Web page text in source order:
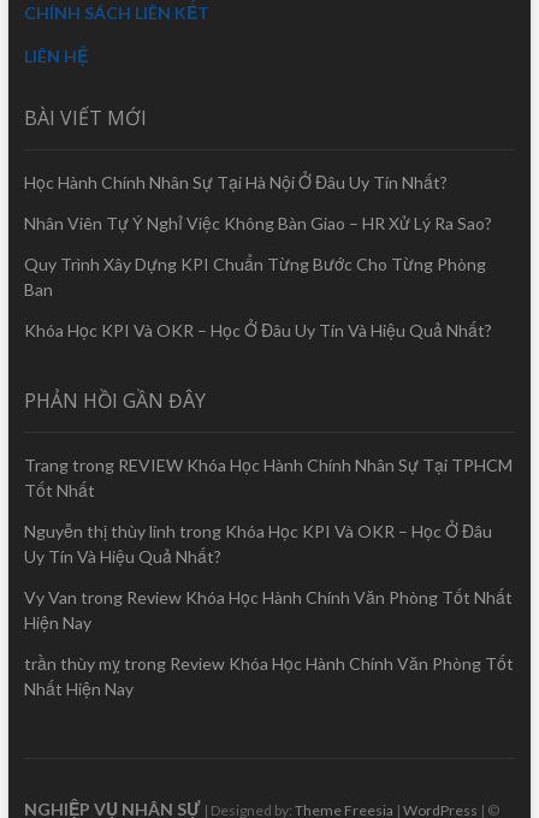
CHÍNH SÁCH LIÊN KẾT
LIÊN HỆ
BÀI VIẾT MỚI
Học Hành Chính Nhân Sự Tại Hà Nội Ở Đâu Uy Tín Nhất?
Nhân Viên Tự Ý Nghỉ Việc Không Bàn Giao – HR Xử Lý Ra Sao?
Quy Trình Xây Dựng KPI Chuẩn Từng Bước Cho Từng Phòng
Ban
Khóa Học KPI Và OKR – Học Ở Đâu Uy Tín Và Hiệu Quả Nhất?
PHẢN HỒI GẦN ĐÂY
Trangtrong REVIEW Khóa Học Hành Chính Nhân Sự Tại TPHCM
Tốt Nhất
Nguyễn thị thùy linh trong Khóa Học KPI Và OKR – Học Ở Đâu
Uy Tín Và Hiệu Quả Nhất?
Vy Van trong Review Khóa Học Hành Chính Văn Phòng Tốt Nhất
Hiện Nay
trần thùy mỵtrong Review Khóa Học Hành Chính Văn Phòng Tốt
Nhất Hiện Nay
NGHIỆP VỤ NHÂN SỰ | Designed by: Theme Freesia | WordPress | ©